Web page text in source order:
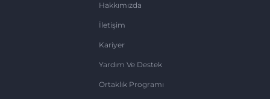
Hakkımızda
İletişim
Kariyer
Yardım Ve Destek
Ortaklık Programı